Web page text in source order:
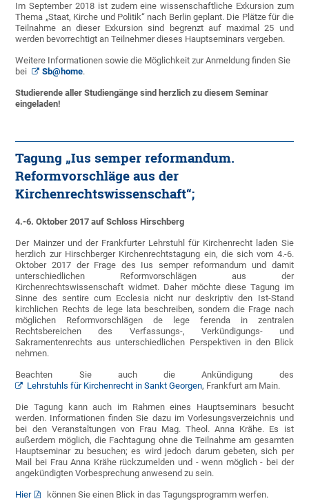
Im September 2018 ist zudem eine wissenschaftliche Exkursion zum
Thema „Staat, Kirche und Politik“ nach Berlin geplant. Die Plätze für die
Teilnahme an dieser Exkursion sind begrenzt auf maximal 25 und
werden bevorrechtigt an Teilnehmer dieses Hauptseminars vergeben.
Weitere Informationen sowie die Möglichkeit zur Anmeldung finden Sie
bei
Sb@home.
Studierende aller Studiengänge sind herzlich zu diesem Seminar
eingeladen!
Tagung „Ius semper reformandum.
Reformvorschläge aus der
Kirchenrechtswissenschaft“;
4.-6. Oktober 2017 auf Schloss Hirschberg
Der Mainzer und der Frankfurter Lehrstuhl für Kirchenrecht laden Sie
herzlich zur Hirschberger Kirchenrechtstagung ein, die sich vom 4.-6.
Oktober 2017 der Frage des Ius semper reformandum und damit
unterschiedlichen Reformvorschlägen aus der
Kirchenrechtswissenschaft widmet. Daher möchte diese Tagung im
Sinne des sentire cum Ecclesia nicht nur deskriptiv den Ist-Stand
kirchlichen Rechts de lege lata beschreiben, sondern die Frage nach
möglichen Reformvorschlägen de lege ferenda in zentralen
Rechtsbereichen des Verfassungs-, Verkündigungs- und
Sakramentenrechts aus unterschiedlichen Perspektiven in den Blick
nehmen.
Beachten Sie auch die Ankündigung des
Lehrstuhls für Kirchenrecht in Sankt Georgen, Frankfurt am Main.
Die Tagung kann auch im Rahmen eines Hauptseminars besucht
werden. Informationen finden Sie dazu im Vorlesungsverzeichnis und
bei den Veranstaltungen von Frau Mag. Theol. Anna Krähe. Es ist
außerdem möglich, die Fachtagung ohne die Teilnahme am gesamten
Hauptseminar zu besuchen; es wird jedoch darum gebeten, sich per
Mail bei Frau Anna Krähe rückzumelden und - wenn möglich - bei der
angekündigten Vorbesprechung anwesend zu sein.
Hier können Sie einen Blick in das Tagungsprogramm werfen.